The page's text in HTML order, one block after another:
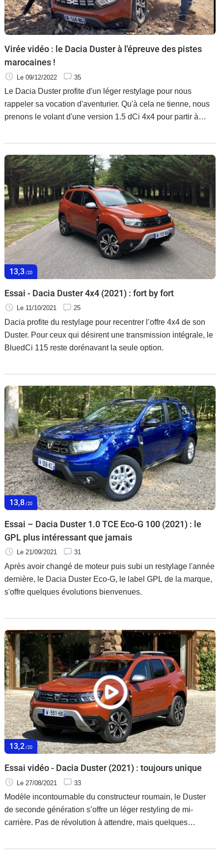
Virée vidéo : le Dacia Duster à l'épreuve des pistes
marocaines !
Le 09/12/2022 35
Le Dacia Duster profite d'un léger restylage pour nous
rappeler sa vocation d'aventurier. Qu'à cela ne tienne, nous
prenons le volant d'une version 1.5 dCi 4x4 pour partir à
Marrakech. Un périple qui ne se fera pas sans y laisser des
plumes, mais qui démontrera une nouvelle fois
l'extraordinaire potentiel du baroudeur le roumain. Suivez-le
guide !
13,3 /20
Essai - Dacia Duster 4x4 (2021) : fort by fort
Le 11/10/2021 25
Dacia profite du restylage pour recentrer l’offre 4x4 de son
Duster. Pour ceux qui désirent une transmission intégrale, le
BluedCi 115 reste dorénavant la seule option.
13,8 /20
Essai – Dacia Duster 1.0 TCE Eco-G 100 (2021) : le
GPL plus intéressant que jamais
Le 21/09/2021 31
Après avoir changé de moteur puis subi un restylage l'année
dernière, le Dacia Duster Eco-G, le label GPL de la marque,
s'offre quelques évolutions bienvenues.
13,2 /20
Essai vidéo - Dacia Duster (2021) : toujours unique
Le 27/08/2021 33
Modèle incontournable du constructeur roumain, le Duster
de seconde génération s’offre un léger restyling de mi-
carrière. Pas de révolution à attendre, mais quelques
motorisations. Essai de la version TCE 150 ch EDC.